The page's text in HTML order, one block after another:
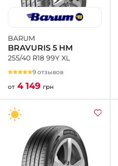
BARUM
BRAVURIS 5 HM
255/40 R18 99Y XL
9 отзывов
от 4 149 грн